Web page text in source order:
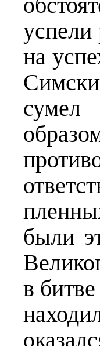
успели
на
сумел
были
в